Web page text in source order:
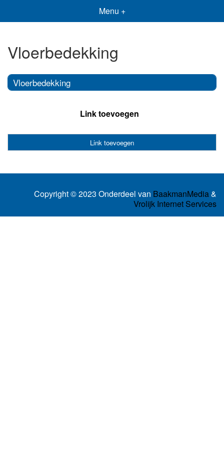
Menu +
Vloerbedekking
Vloerbedekking
Link toevoegen
Link toevoegen
Copyright © 2023 Onderdeel van BaakmanMedia&
Vrolijk Internet Services